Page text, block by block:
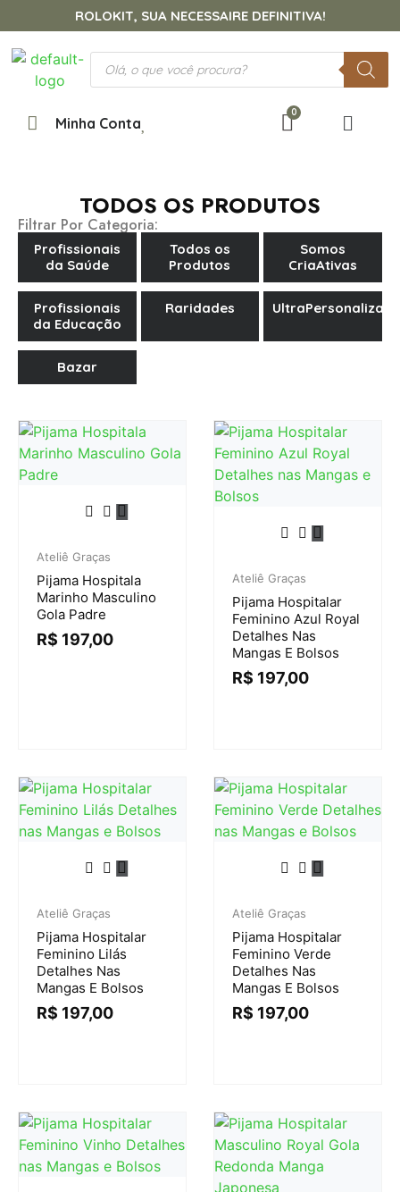
ROLOKIT, SUA NECESSAIRE DEFINITIVA!
Minha Conta
TODOS OS PRODUTOS
Filtrar Por Categoria:
Profissionais
da Saúde
Todos os
Produtos
Somos
CriaAtivas
Profissionais
da Educação
Raridades
Bazar
Ateliê Graças
Pijama Hospitala
Marinho Masculino
Gola Padre
R$ 197,00
Ateliê Graças
Pijama Hospitalar
Feminino Azul Royal
Detalhes Nas
Mangas E Bolsos
R$ 197,00
Ateliê Graças
Pijama Hospitalar
Feminino Lilás
Detalhes Nas
Mangas E Bolsos
R$ 197,00
Ateliê Graças
Pijama Hospitalar
Feminino Verde
Detalhes Nas
Mangas E Bolsos
R$ 197,00